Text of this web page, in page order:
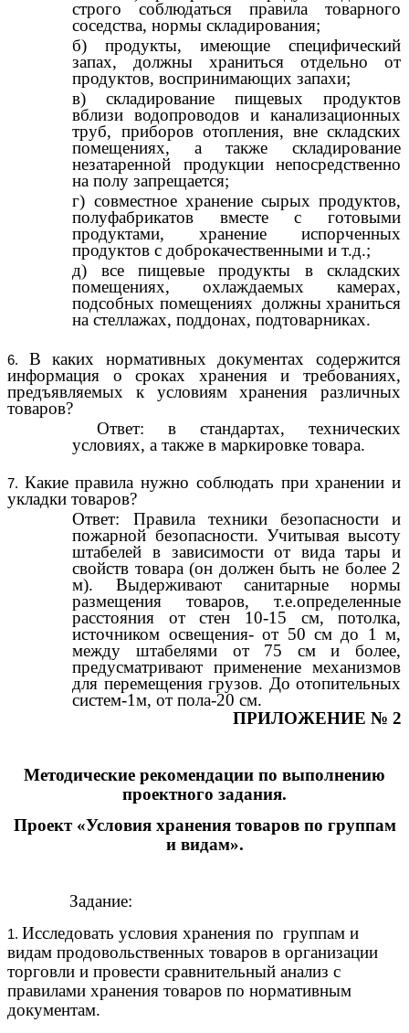
строго соблюдаться правила товарного
соседства, нормы складирования;
б) продукты, имеющие специфический
запах, должны храниться отдельно от
продуктов, воспринимающих запахи;
в) складирование пищевых продуктов
вблизи водопроводов и канализационных
труб, приборов отопления, вне складских
помещениях, а также складирование
незатаренной продукции непосредственно
на полу запрещается;
г) совместное хранение сырых продуктов,
полуфабрикатов вместе с готовыми
продуктами, хранение испорченных
продуктов с доброкачественными и т.д.;
д) все пищевые продукты в складских
помещениях, охлаждаемых камерах,
подсобных помещениях должны храниться
на стеллажах, поддонах, подтоварниках.
В каких нормативных документах содержится
информация о сроках хранения и требованиях,
предъявляемых к условиям хранения различных
товаров?
Ответ: в стандартах, технических
условиях, а также в маркировке товара.
Какие правила нужно соблюдать при хранении и
укладки товаров?
Ответ: Правила техники безопасности и
пожарной безопасности. Учитывая высоту
штабелей в зависимости от вида тары и
свойств товара (он должен быть не более 2
м). Выдерживают санитарные нормы
размещения товаров, т.е.определенные
расстояния от стен 10-15 см, потолка,
источником освещения- от 50 см до 1 м,
между штабелями от 75 см и более,
предусматривают применение механизмов
для перемещения грузов. До отопительных
систем-1м, от пола-20 см.
ПРИЛОЖЕНИЕ № 2
Методические рекомендации по выполнению
проектного задания.
Проект «Условия хранения товаров по группам
и видам».
Задание:
Исследовать условия хранения по группам и
видам продовольственных товаров в организации
торговли и провести сравнительный анализ с
правилами хранения товаров по нормативным
документам.